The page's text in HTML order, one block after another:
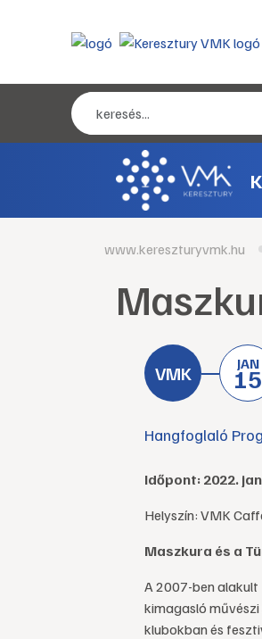
www.kereszturyvmk.hu
JAN
15
Hangfoglaló
Időpont: 2022.
Helyszín: VMK
Maszkura és a
A 2007-ben alakult
kimagasló
klubokban és